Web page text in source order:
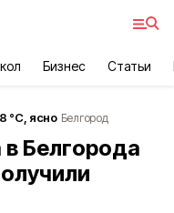
Бизнес Статьи
°С, ясно Белгород
в Белгорода